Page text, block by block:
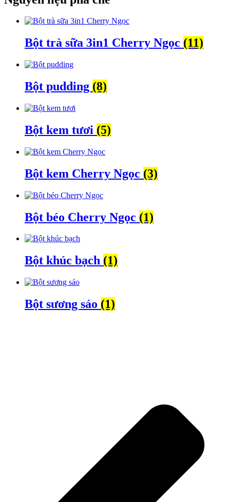
Bột trà sữa 3in1 Cherry Ngọc (11)
Bột pudding (8)
Bột kem tươi (5)
Bột kem Cherry Ngọc (3)
Bột béo Cherry Ngọc (1)
Bột khúc bạch (1)
Bột sương sáo (1)